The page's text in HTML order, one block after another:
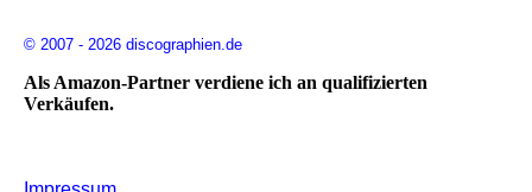
© 2007 - 2026 discographien.de
Als Amazon-Partner verdiene ich an qualifizierten
Verkäufen.